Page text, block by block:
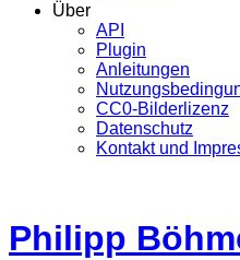
Über
API
Plugin
Anleitungen
CC0-Bilderlizenz
Datenschutz
Kontakt und
Philipp